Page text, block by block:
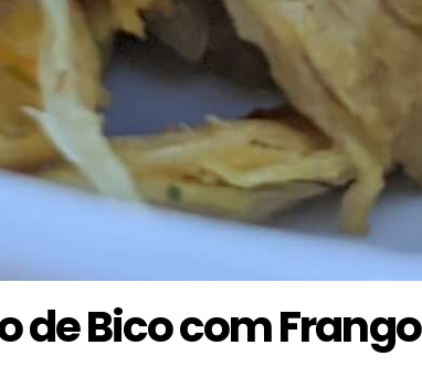
de Bico com Frango